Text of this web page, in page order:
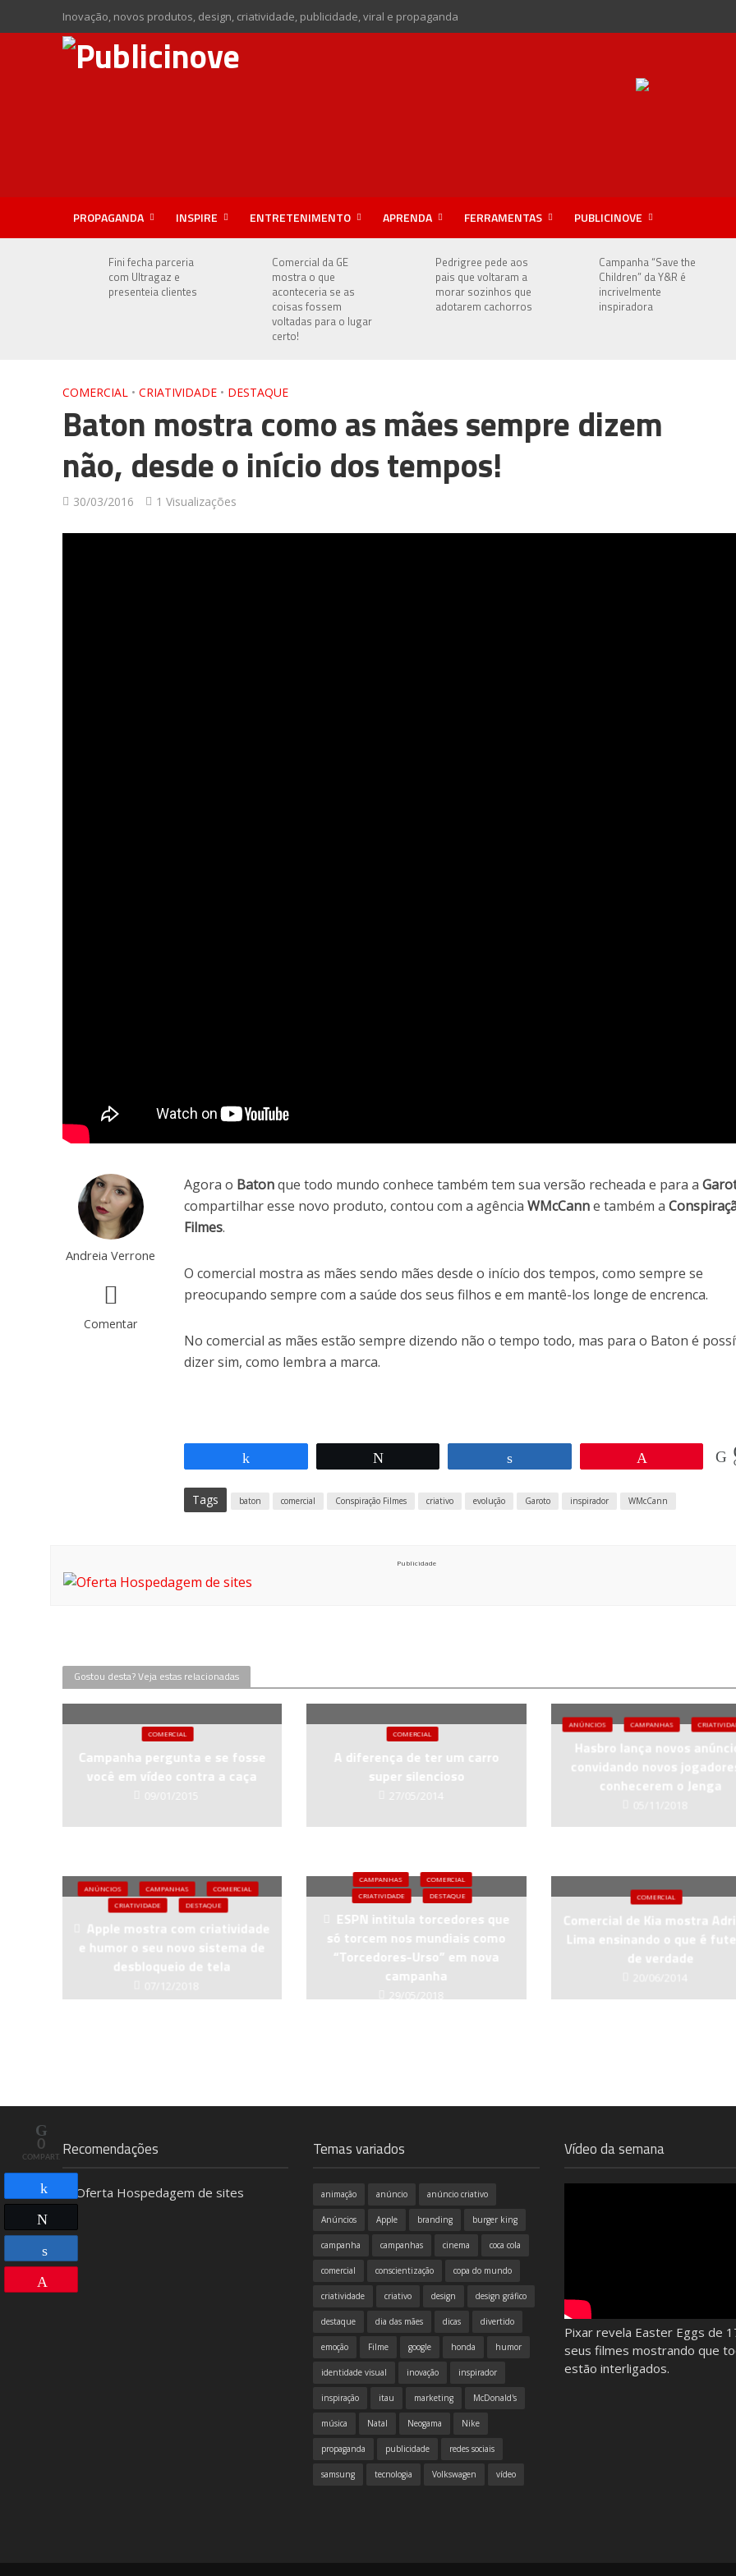
Inovação, novos produtos, design, criatividade, publicidade, viral e propaganda
PROPAGANDA INSPIRE ENTRETENIMENTO APRENDA FERRAMENTAS PUBLICINOVE
Fini fecha parceria
com Ultragaz e
presenteia clientes
Comercial da GE
mostra o que
aconteceria se as
coisas fossem
voltadas para o lugar
certo!
Pedrigree pede aos
pais que voltaram a
morar sozinhos que
adotarem cachorros
Campanha “Save the
Children” da Y&R é
incrivelmente
inspiradora
COMERCIAL • CRIATIVIDADE • DESTAQUE
Baton mostra como as mães sempre dizem
não, desde o início dos tempos!
30/03/2016 1 Visualizações
Andreia Verrone
Comentar
Agora o Batonque todo mundo conhece também tem sua versão recheada e para a
compartilhar esse novo produto, contou com a agênciaWMcCanne também a
Filmes.
O comercial mostra as mães sendo mães desde o início dos tempos, como sempre se
preocupando sempre com a saúde dos seus filhos e em mantê-los longe de encrenca.
No comercial as mães estão sempre dizendo não o tempo todo, mas para o Baton é
dizer sim, como lembra a marca.
Tags baton comercial Conspiração Filmes criativo evolução Garoto inspirador WMcCann
Publicidade
Gostou desta? Veja estas relacionadas
COMERCIAL
Campanha pergunta e se fosse
você em vídeo contra a caça
09/01/2015
COMERCIAL
A diferença de ter um carro
super silencioso
27/05/2014
ANÚNCIOS CAMPANHAS
Hasbro lança novos
convidando novos
conhecerem o Jenga
ANÚNCIOS CAMPANHAS
COMERCIAL
CRIATIVIDADE
DESTAQUE
Apple mostra com criatividade
e humor o seu novo sistema de
desbloqueio de tela
CAMPANHAS
COMERCIAL
CRIATIVIDADE
DESTAQUE
ESPN intitula torcedores que
só torcem nos mundiais como
“Torcedores-Urso” em nova
campanha
29/05/2018
COMERCIAL
Comercial de Kia mostra
Lima ensinando o que é
de verdade
Recomendações Temas variados
animação anúncio anúncio criativo
Anúncios Apple branding burger king
campanha campanhas cinema coca cola
comercial conscientização copa do mundo
criatividade criativo design design gráfico
destaque dia das mães dicas divertido
emoção Filme google honda humor
identidade visual inovação inspirador
inspiração itau marketing McDonald's
música Natal Neogama Nike
propaganda publicidade redes sociais
samsung tecnologia Volkswagen vídeo
Vídeo da semana
Pixar revela Easter Eggs de
seus filmes mostrando que
estão interligados.
0
COMPART.
Compartilhar
Compartilhar